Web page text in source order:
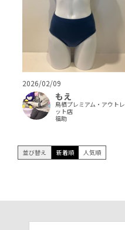
2026/02/09
もえ
鳥栖プレミアム・アウトレ
ット店
福助
並び替え 新着順 人気順